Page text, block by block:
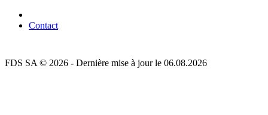
Contact
FDS SA © 2026 - Dernière mise à jour le 06.08.2026